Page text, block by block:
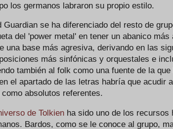
los germanos labraron su propio estilo.
Guardian se ha diferenciado del resto de
del 'power metal' en tener un abanico
una base más agresiva, derivando en las
más sinfónicas y orquestales e
también al folk como una fuente de la
el apartado de las letras habría que acudir a
como absolutos referentes.
de Tolkien ha sido uno de los recursos
Bardos, como se le conoce al grupo,